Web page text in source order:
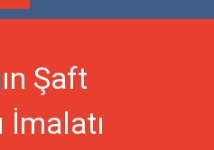
Şaft
İmalatı